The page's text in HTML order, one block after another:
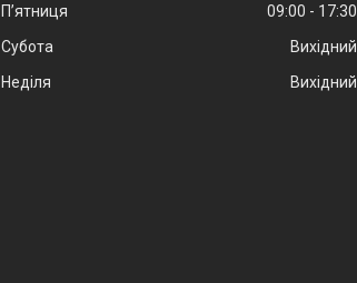
Пʼятниця
09:00
17:30
Субота
Вихідний
Неділя
Вихідний